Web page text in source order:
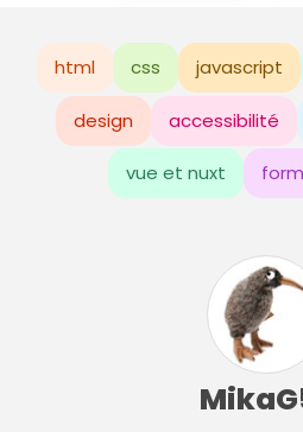
html css javascript
design accessibilité
vue et nuxt